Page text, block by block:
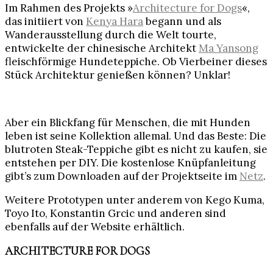
Im Rahmen des Projekts »Architecture for Dogs«,
das initiiert von Kenya Harabegann und als
Wanderausstellung durch die Welt tourte,
entwickelte der chinesische Architekt Ma Yansong
fleischförmige Hundeteppiche. Ob Vierbeiner dieses
Stück Architektur genießen können? Unklar!
Aber ein Blickfang für Menschen, die mit Hunden
leben ist seine Kollektion allemal. Und das Beste: Die
blutroten Steak-Teppiche gibt es nicht zu kaufen, sie
entstehen per DIY. Die kostenlose Knüpfanleitung
gibt’s zum Downloaden auf der Projektseite im Netz.
Weitere Prototypen unter anderem von Kego Kuma,
Toyo Ito, Konstantin Grcic und anderen sind
ebenfalls auf der Website erhältlich.
ARCHITECTURE FOR DOGS